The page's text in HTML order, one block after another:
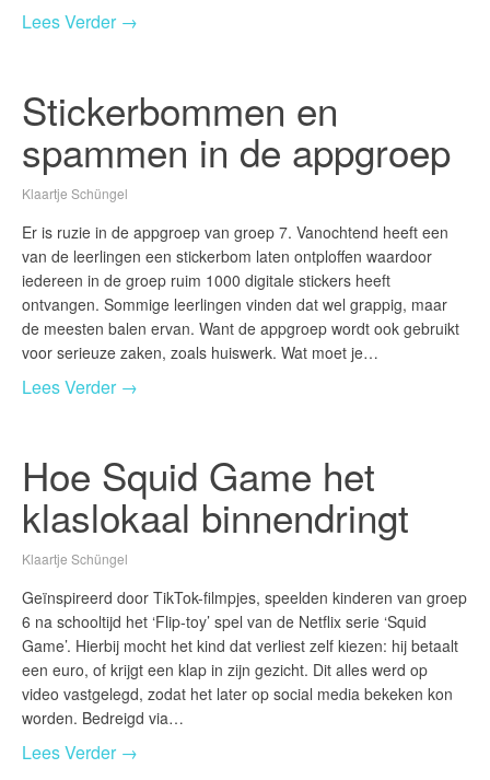
Lees Verder →
Stickerbommen en
spammen in de appgroep
Klaartje Schüngel
Er is ruzie in de appgroep van groep 7. Vanochtend heeft een
van de leerlingen een stickerbom laten ontploffen waardoor
iedereen in de groep ruim 1000 digitale stickers heeft
ontvangen. Sommige leerlingen vinden dat wel grappig, maar
de meesten balen ervan. Want de appgroep wordt ook gebruikt
voor serieuze zaken, zoals huiswerk. Wat moet je…
Lees Verder →
Hoe Squid Game het
klaslokaal binnendringt
Klaartje Schüngel
Geïnspireerd door TikTok-filmpjes, speelden kinderen van groep
6 na schooltijd het ‘Flip-toy’ spel van de Netflix serie ‘Squid
Game’. Hierbij mocht het kind dat verliest zelf kiezen: hij betaalt
een euro, of krijgt een klap in zijn gezicht. Dit alles werd op
video vastgelegd, zodat het later op social media bekeken kon
worden. Bedreigd via…
Lees Verder →